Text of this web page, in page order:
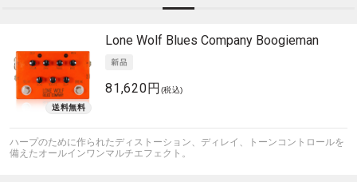
Lone Wolf Blues Company Boogieman
81,620円 (税込)
ハープのために作られたディストーション、ディレイ、トーンコントロールを
備えたオールインワンマルチエフェクト。